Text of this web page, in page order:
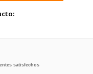
satisfechos